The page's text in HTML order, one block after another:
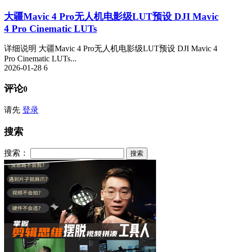
大疆Mavic 4 Pro无人机电影级LUT预设 DJI Mavic
4 Pro Cinematic LUTs
详细说明 大疆Mavic 4 Pro无人机电影级LUT预设 DJI Mavic 4
Pro Cinematic LUTs...
2026-01-28 6
评论0
请先 登录
搜索
搜索：